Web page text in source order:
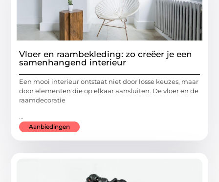
Vloer en raambekleding: zo creëer je een
samenhangend interieur
Een mooi interieur ontstaat niet door losse keuzes, maar
door elementen die op elkaar aansluiten. De vloer en de
raamdecoratie
...
Aanbiedingen